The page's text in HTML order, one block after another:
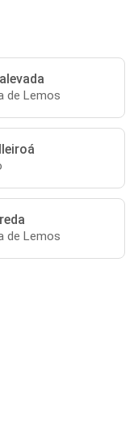
de Lemos
de Lemos